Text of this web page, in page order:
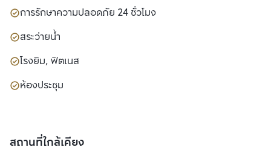
การรักษาความปลอดภัย 24 ชั่วโมง
สระว่ายน้ำ
โรงยิม, ฟิตเนส
ห้องประชุม
สถานที่ใกล้เคียง